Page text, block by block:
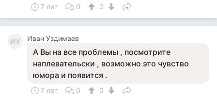
7 лет 0 0
ИУ Иван Уздимаев
А Вы на все проблемы , посмотрите
наплевательски , возможно это чувство
юмора и появится .
7 лет 0 0